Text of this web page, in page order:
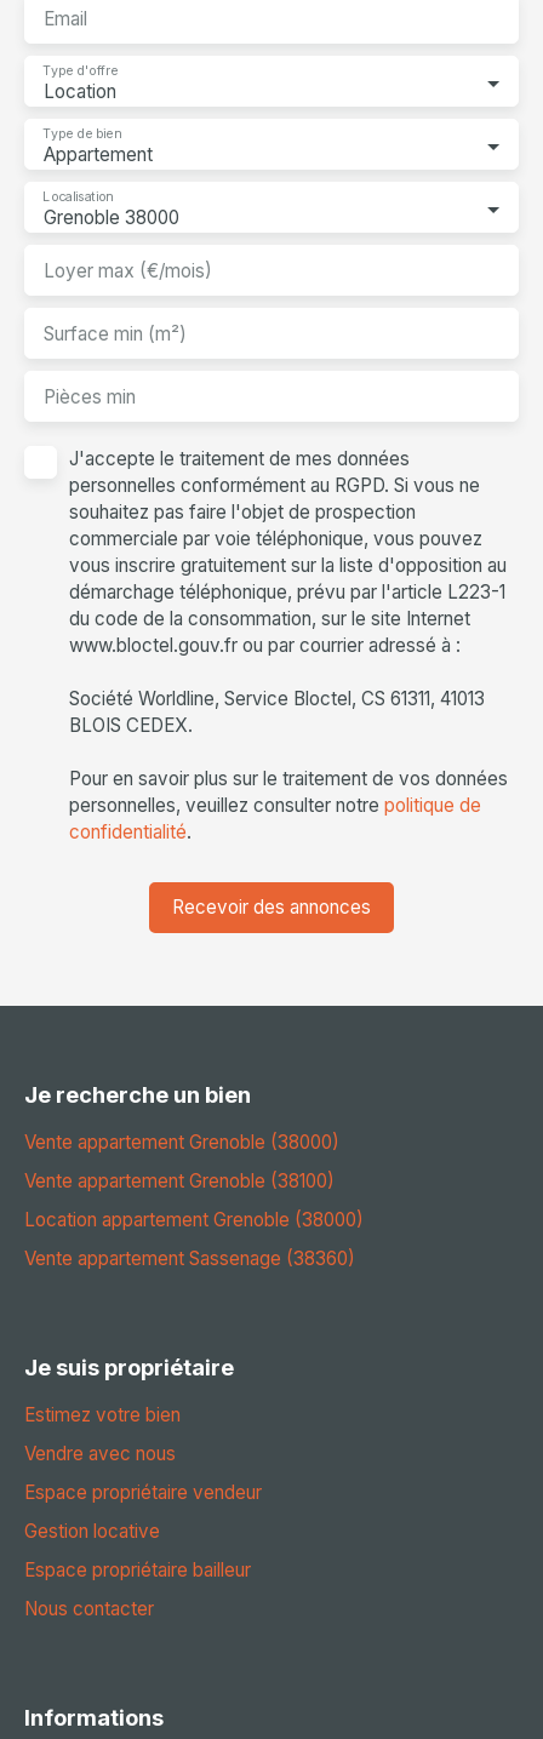
Email
Location
Type d'offre
Appartement
Type de bien
Grenoble 38000
Localisation
Loyer max (€/mois)
Surface min (m²)
Pièces min
J'accepte le traitement de mes données
personnelles conformément au RGPD. Si vous ne
souhaitez pas faire l'objet de prospection
commerciale par voie téléphonique, vous pouvez
vous inscrire gratuitement sur la liste d'opposition au
démarchage téléphonique, prévu par l'article L223-1
du code de la consommation, sur le site Internet
www.bloctel.gouv.fr ou par courrier adressé à :
Société Worldline, Service Bloctel, CS 61311, 41013
BLOIS CEDEX.
Pour en savoir plus sur le traitement de vos données
personnelles, veuillez consulter notre politique de
confidentialité.
Recevoir des annonces
Je recherche un bien
Vente appartement Grenoble (38000)
Vente appartement Grenoble (38100)
Location appartement Grenoble (38000)
Vente appartement Sassenage (38360)
Je suis propriétaire
Estimez votre bien
Vendre avec nous
Espace propriétaire vendeur
Gestion locative
Espace propriétaire bailleur
Nous contacter
Informations